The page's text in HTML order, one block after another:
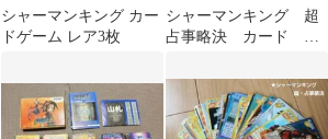
シャーマンキング カー
ドゲーム レア3枚
シャーマンキング 超
占事略決 カード 人
2枚セット